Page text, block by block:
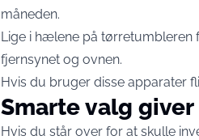
måneden.
Lige i hælene på tørretumbleren
fjernsynet og ovnen.
Hvis du bruger disse apparater
Smarte valg
Hvis du står over for at skulle